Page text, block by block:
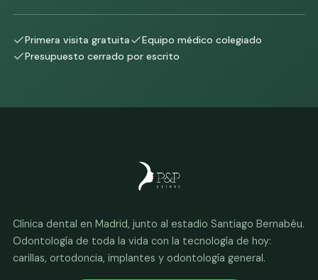
Primera visita gratuita
Equipo médico colegiado
Presupuesto cerrado por escrito
Clínica dental en Madrid, junto al estadio Santiago Bernabéu.
Odontología de toda la vida con la tecnología de hoy:
carillas, ortodoncia, implantes y odontología general.